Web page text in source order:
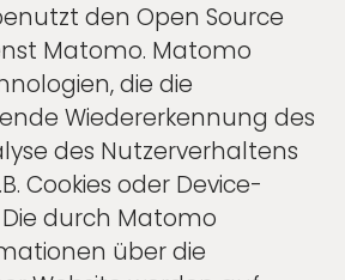
den Open Source
Matomo. Matomo
die die
Wiedererkennung des
des Nutzerverhaltens
Cookies oder Device-
durch Matomo
über die